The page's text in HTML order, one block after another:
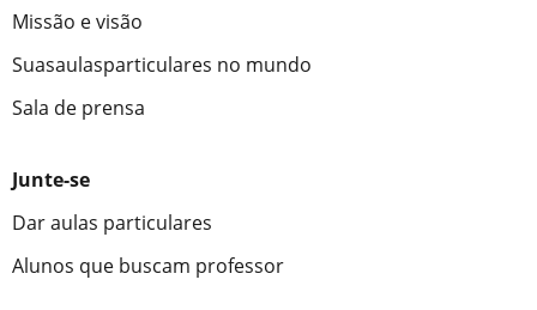
Missão e visão
Suasaulasparticulares no mundo
Sala de prensa
Junte-se
Dar aulas particulares
Alunos que buscam professor